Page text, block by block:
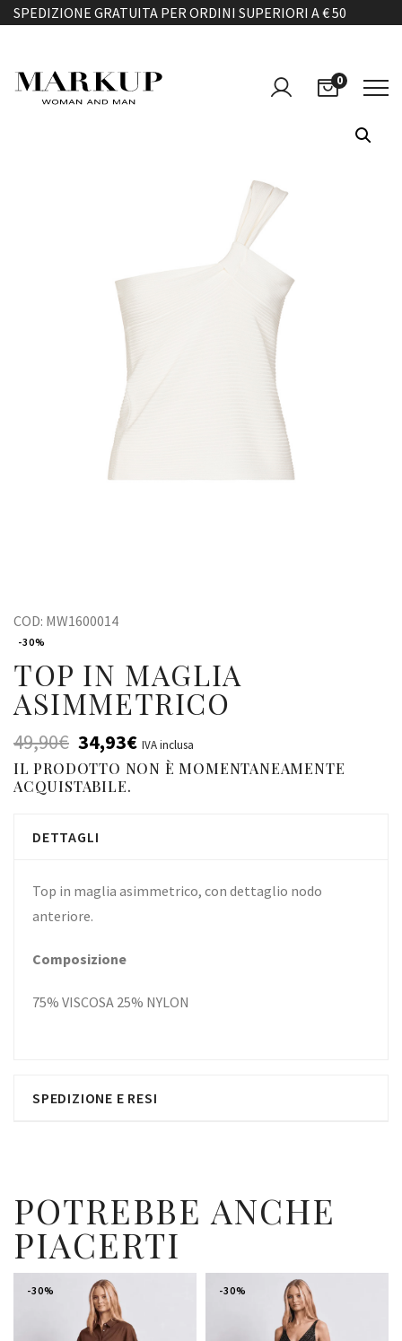
SPEDIZIONE GRATUITA PER ORDINI SUPERIORI A € 50
0
COD: MW1600014
-30%
TOP IN MAGLIA
ASIMMETRICO
49,90€ 34,93€ IVA inclusa
IL PRODOTTO NON È MOMENTANEAMENTE
ACQUISTABILE.
DETTAGLI
Top in maglia asimmetrico, con dettaglio nodo
anteriore.
Composizione
75% VISCOSA 25% NYLON
SPEDIZIONE E RESI
POTREBBE ANCHE
PIACERTI
-30% -30%